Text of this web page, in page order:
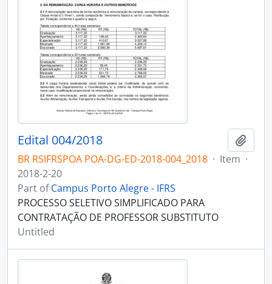
Edital 004/2018
BR RSIFRSPOA POA-DG-ED-2018-004_2018 · Item ·
2018-2-20
Part ofCampus Porto Alegre - IFRS
PROCESSO SELETIVO SIMPLIFICADO PARA
CONTRATAÇÃO DE PROFESSOR SUBSTITUTO
Untitled